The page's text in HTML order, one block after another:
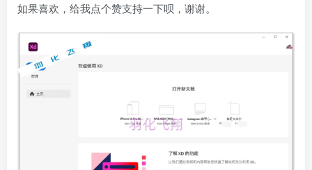
如果喜欢，给我点个赞支持一下呗，谢谢。